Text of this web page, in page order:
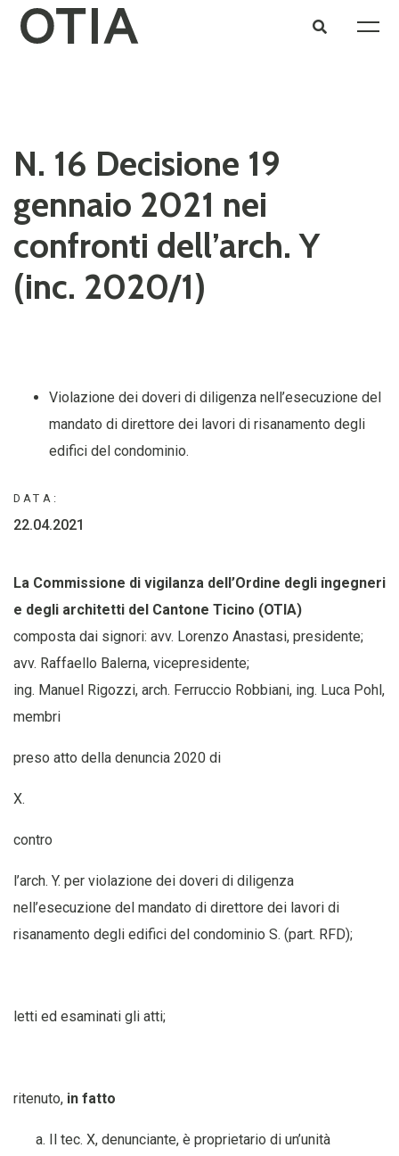
N. 16 Decisione 19
gennaio 2021 nei
confronti dell’arch. Y
(inc. 2020/1)
Violazione dei doveri di diligenza nell’esecuzione del
mandato di direttore dei lavori di risanamento degli
edifici del condominio.
DATA:
22.04.2021
La Commissione di vigilanza dell’Ordine degli ingegneri
e degli architetti del Cantone Ticino (OTIA)
composta dai signori: avv. Lorenzo Anastasi, presidente;
avv. Raffaello Balerna, vicepresidente;
ing. Manuel Rigozzi, arch. Ferruccio Robbiani, ing. Luca Pohl,
membri
preso atto della denuncia 2020 di
X.
contro
l’arch. Y. per violazione dei doveri di diligenza
nell’esecuzione del mandato di direttore dei lavori di
risanamento degli edifici del condominio S. (part. RFD);
letti ed esaminati gli atti;
ritenuto, in fatto
Il tec. X, denunciante, è proprietario di un’unità